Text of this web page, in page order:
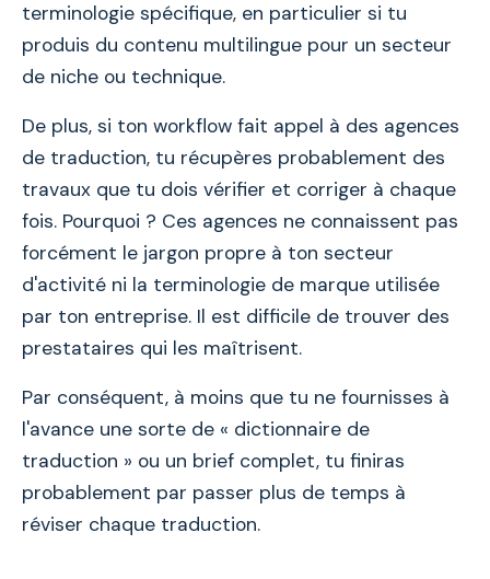
terminologie spécifique, en particulier si tu
produis du contenu multilingue pour un secteur
de niche ou technique.
De plus, si ton workflow fait appel à des agences
de traduction, tu récupères probablement des
travaux que tu dois vérifier et corriger à chaque
fois. Pourquoi ? Ces agences ne connaissent pas
forcément le jargon propre à ton secteur
d'activité ni la terminologie de marque utilisée
par ton entreprise. Il est difficile de trouver des
prestataires qui les maîtrisent.
Par conséquent, à moins que tu ne fournisses à
l'avance une sorte de « dictionnaire de
traduction » ou un brief complet, tu finiras
probablement par passer plus de temps à
réviser chaque traduction.